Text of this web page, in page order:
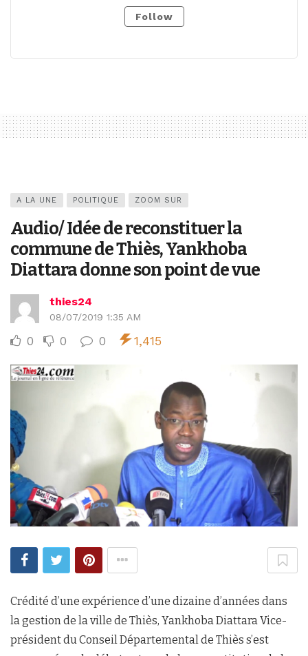
Follow
A LA UNE POLITIQUE ZOOM SUR
Audio/ Idée de reconstituer la
commune de Thiès, Yankhoba
Diattara donne son point de vue
thies24
08/07/2019 1:35 AM
0 0 0 1,415
Crédité d’une expérience d’une dizaine d’années dans
la gestion de la ville de Thiès, Yankhoba Diattara Vice-
président du Conseil Départemental de Thiès s’est